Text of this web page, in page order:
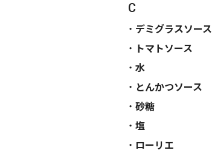
C
デミグラスソース
トマトソース
水
とんかつソース
砂糖
塩
ローリエ